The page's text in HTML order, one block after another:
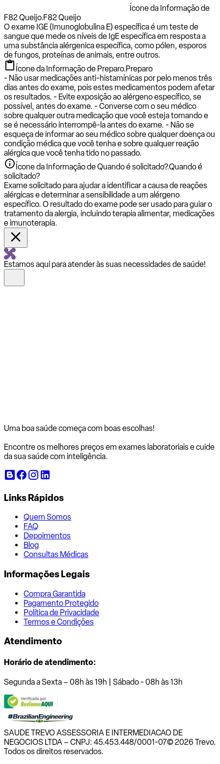
Ícone da Informação de
F82 Queijo.F82 Queijo
O exame IGE (Imunoglobulina E) específica é um teste de
sangue que mede os níveis de IgE específica em resposta a
uma substância alérgenica específica, como pólen, esporos
de fungos, proteínas de animais, entre outros.
Ícone da Informação de Preparo.Preparo
- Não usar medicações anti-histamínicas por pelo menos três
dias antes do exame, pois estes medicamentos podem afetar
os resultados. - Evite exposição ao alérgeno específico, se
possível, antes do exame. - Converse com o seu médico
sobre qualquer outra medicação que você esteja tomando e
se é necessário interrompê-la antes do exame. - Não se
esqueça de informar ao seu médico sobre qualquer doença ou
condição médica que você tenha e sobre qualquer reação
alérgica que você tenha tido no passado.
Ícone da Informação de Quando é solicitado?.Quando é
solicitado?
Exame solicitado para ajudar a identificar a causa de reações
alérgicas e determinar a sensibilidade a um alérgeno
específico. O resultado do exame pode ser usado para guiar o
tratamento da alergia, incluindo terapia alimentar, medicações
e imunoterapia.
Estamos aqui para atender às suas necessidades de saúde!
Uma boa saúde começa com boas escolhas!
Encontre os melhores preços em exames laboratoriais e cuide
da sua saúde com inteligência.
Links Rápidos
Quem Somos
FAQ
Depoimentos
Blog
Consultas Médicas
Informações Legais
Compra Garantida
Pagamento Protegido
Política de Privacidade
Termos e Condições
Atendimento
Horário de atendimento:
Segunda a Sexta – 08h às 19h | Sábado - 08h às 13h
SAUDE TREVO ASSESSORIA E INTERMEDIACAO DE
NEGOCIOS LTDA – CNPJ: 45.453.448/0001-07© 2026 Trevo.
Todos os direitos reservados.